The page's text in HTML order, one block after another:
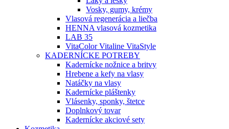
Vosky, gumy, krémy
Vlasová regenerácia a liečba
HENNA vlasová kozmetika
LAB 35
VitaColor Vitaline VitaStyle
KADERNÍCKE POTREBY
Kadernícke nožnice a britvy
Hrebene a kefy na vlasy
Natáčky na vlasy
Kadernícke pláštenky
Vlásenky, sponky, štetce
Doplnkový tovar
Kadernícke akciové sety